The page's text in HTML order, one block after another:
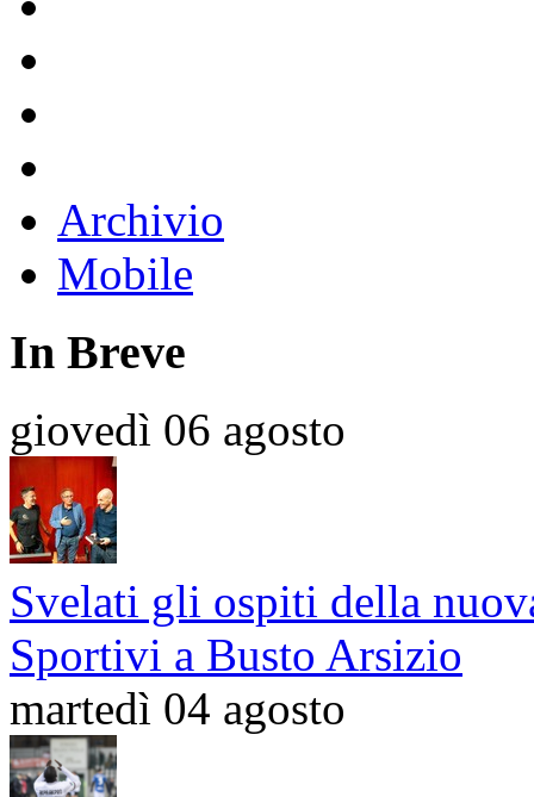
Archivio
Mobile
In Breve
giovedì 06 agosto
Svelati gli ospiti della
Sportivi a Busto Arsizio
martedì 04 agosto